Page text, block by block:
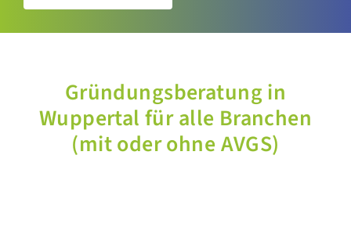
Gründungsberatung in
Wuppertal für alle Branchen
(mit oder ohne AVGS)